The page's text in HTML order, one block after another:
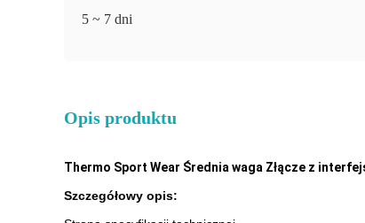
5 ~ 7 dni
Opis produktu
Thermo Sport Wear Średnia waga Złącze z
Szczegółowy opis: